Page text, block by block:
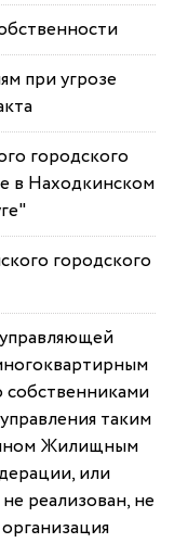
при угрозе
городского
в Находкинском
городского
таким
Жилищным
или
реализован, не